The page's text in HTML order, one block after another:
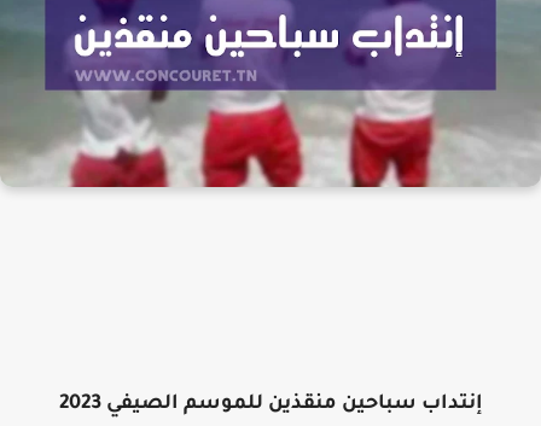
إنتداب سباحين منقذين للموسم الصيفي 2023